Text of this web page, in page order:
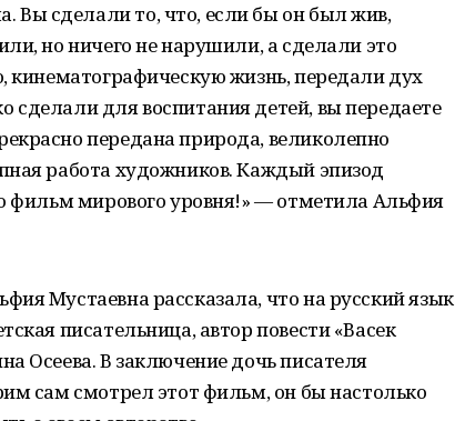
сделали то, что, если бы он был жив,
но ничего не нарушили, а сделали это
кинематографическую жизнь, передали дух
для воспитания детей, вы передаете
передана природа, великолепно
работа художников. Каждый эпизод
фильм мирового уровня!» — отметила Альфия
Мустаевна рассказала, что на русский язык
писательница, автор повести «Васек
Осеева. В заключение дочь писателя
сам смотрел этот фильм, он бы настолько